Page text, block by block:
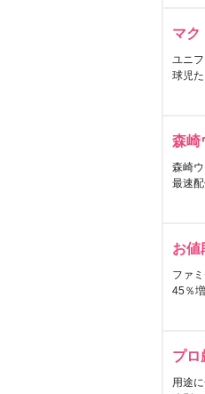
マク
ユニ
球児
森崎
森崎
最速
お値
ファ
45％
プロ
用途